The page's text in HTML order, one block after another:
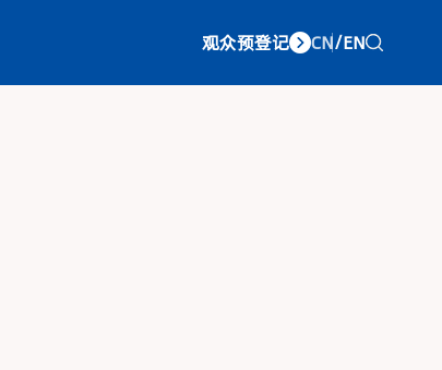
观众预登记 CN/EN